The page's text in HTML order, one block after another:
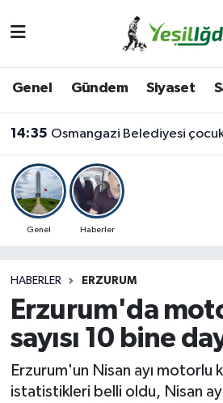
Genel Gündem Siyaset
14:35 Osmangazi Belediyesi çocuklara
Genel Haberler
HABERLER ERZURUM
Erzurum'da
sayısı 10 bine
Erzurum'un Nisan ayı motorlu
istatistikleri belli oldu, Nisan
İğdir Namaz Vakitleri
Iğdır Trafik Yoğunluk
Süper Lig Puan Durumu ve
Son Dakika Haberleri
Haber Arşivi